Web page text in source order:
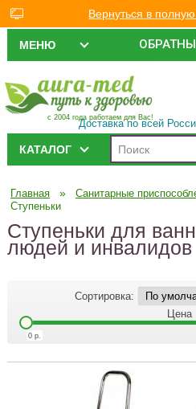
МЕНЮ
с 2004 года работаем для Вас!
Доставка по всей
КАТАЛОГ
Главная » Санитарные
Ступеньки
Ступеньки для
людей и инвалидов
Сортировка:
Цена
0 р.
Вернуться в